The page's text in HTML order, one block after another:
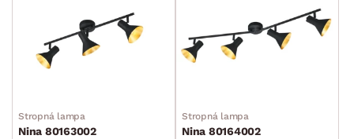
max. cm
MIESTNOSŤ
Stropná lampa
Nina 80163002
Stropná lampa
Nina 80164002